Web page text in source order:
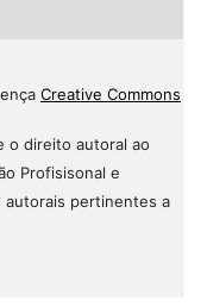
Creative Commons
o direito autoral ao
Profisisonal e
autorais pertinentes a